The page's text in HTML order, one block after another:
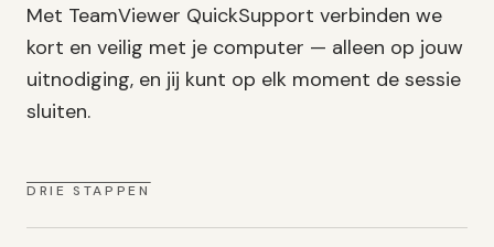
Met TeamViewer QuickSupport verbinden we
kort en veilig met je computer — alleen op jouw
uitnodiging, en jij kunt op elk moment de sessie
sluiten.
DRIE STAPPEN